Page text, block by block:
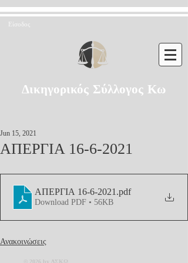
Είσοδος
Δικηγορικός Σύλλογος Κω
ΑΠΕΡΓΙΑ 16-6-2021
Jun 15, 2021
ΑΠΕΡΓΙΑ 16-6-2021 .pdf
Download PDF • 56KB
Ανακοινώσεις
© 2026 by ΔΣΚΩ